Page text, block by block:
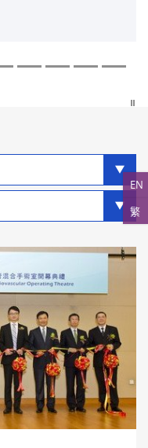
EN
繁